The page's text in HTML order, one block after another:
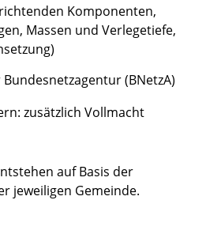
Komponenten,
Massen und Verlegetiefe,
(BNetzA)
zusätzlich Vollmacht
auf Basis der
jeweiligen Gemeinde.